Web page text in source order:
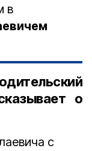
в
о
с